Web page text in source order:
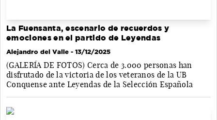
La Fuensanta, escenario de recuerdos y
emociones en el partido de Leyendas
Alejandro del Valle - 13/12/2025
(GALERÍA DE FOTOS) Cerca de 3.000 personas han
disfrutado de la victoria de los veteranos de la UB
Conquense ante Leyendas de la Selección Española